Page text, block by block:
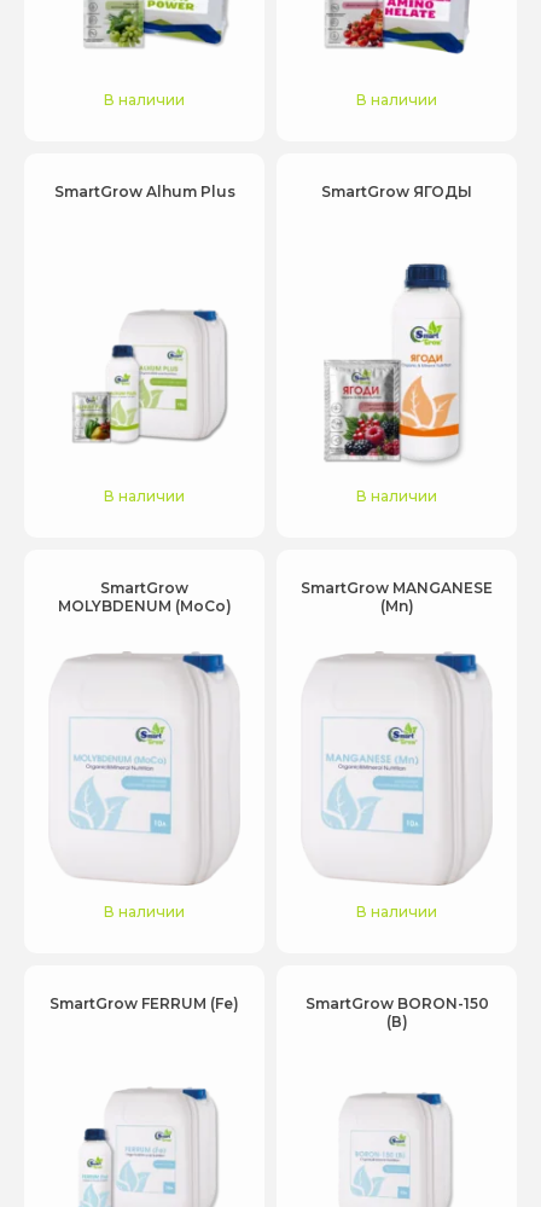
В наличии В наличии
SmartGrow Alhum Plus
В наличии
SmartGrow ЯГОДЫ
В наличии
SmartGrow
MOLYBDENUM (MоCо)
В наличии
SmartGrow MANGANESE
(Mn)
В наличии
SmartGrow FERRUM (Fe)
SmartGrow BORON-150
(В)